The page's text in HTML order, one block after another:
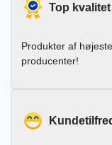
Top kvalitet
Produkter af
producenter!